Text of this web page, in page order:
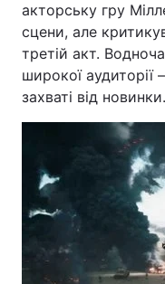
акторську гру
сцени, але
третій акт.
широкої аудиторії
захваті від новинки.